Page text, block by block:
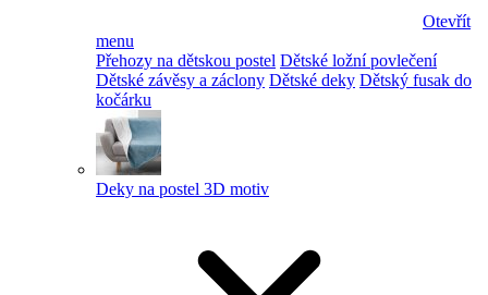
Otevřít
menu
Přehozy na dětskou postel Dětské ložní povlečení
Dětské závěsy a záclony Dětské deky Dětský fusak do
kočárku
Deky na postel 3D motiv